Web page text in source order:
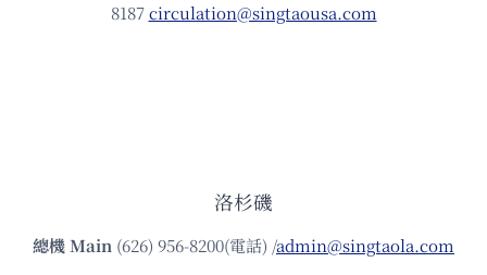
8187circulation@singtaousa.com
洛杉磯
總機Main (626) 956-8200(電話) /admin@singtaola.com